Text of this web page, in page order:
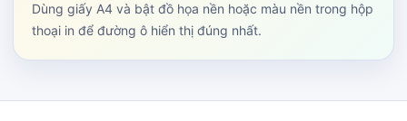
Dùng giấy A4 và bật đồ họa nền hoặc màu nền trong hộp
thoại in để đường ô hiển thị đúng nhất.